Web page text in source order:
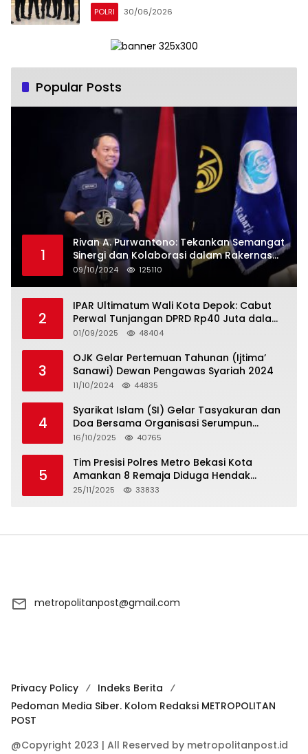
POLRI 30/06/2026
Popular Posts
1
Rivan A. Purwantono: Tekankan Semangat
Sinergi dan Kolaborasi dalam Rakernas
Serikat Pekerja Jasa Raharja
09/10/2024 125110
2
IPAR Ultimatum Wali Kota Depok: Cabut
Perwal Tunjangan DPRD Rp40 Juta dalam
5 Hari atau Hadapi Aksi Rakyat
01/09/2025 48404
3
OJK Gelar Pertemuan Tahunan (Ijtima’
Sanawi) Dewan Pengawas Syariah 2024
11/10/2024 44835
4
Syarikat Islam (SI) Gelar Tasyakuran dan
Doa Bersama Organisasi Serumpun
Syarikat Islam Doa
16/10/2025 40765
5
Tim Presisi Polres Metro Bekasi Kota
Amankan 8 Remaja Diduga Hendak
Tawuran
25/11/2025 33833
metropolitanpost@gmail.com
Privacy Policy
Indeks Berita
Pedoman Media Siber. Kolom Redaksi METROPOLITAN
POST
@Copyright 2023 | All Reserved by metropolitanpost.id